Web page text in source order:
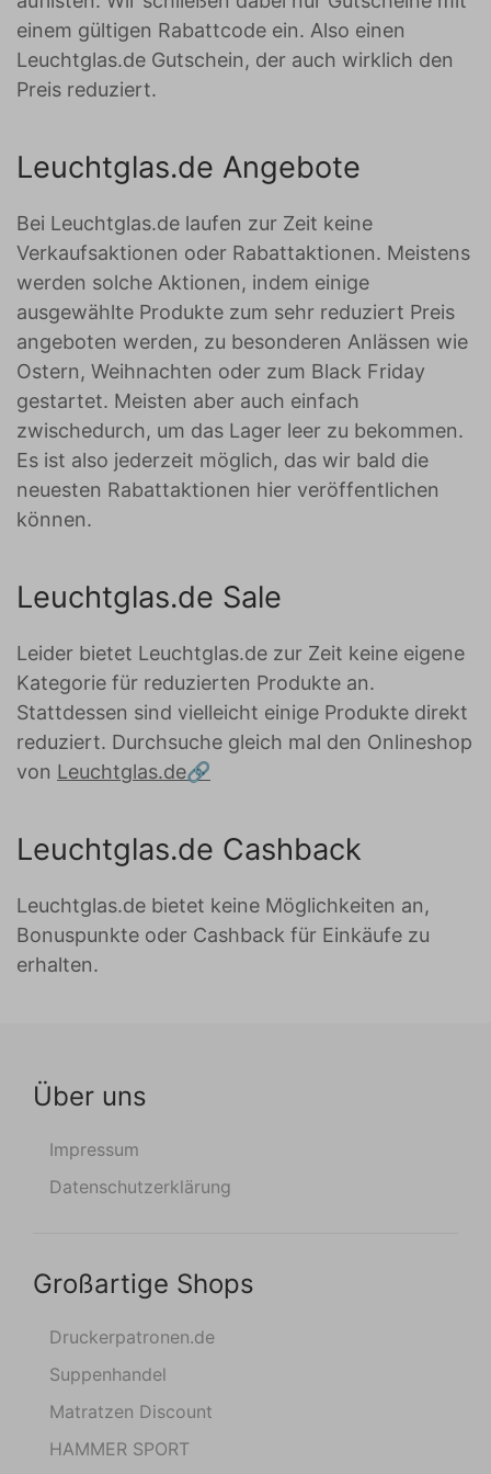
einem gültigen Rabattcode ein. Also einen
Leuchtglas.de Gutschein, der auch wirklich den
Preis reduziert.
Leuchtglas.de Angebote
Bei Leuchtglas.de laufen zur Zeit keine
Verkaufsaktionen oder Rabattaktionen. Meistens
werden solche Aktionen, indem einige
ausgewählte Produkte zum sehr reduziert Preis
angeboten werden, zu besonderen Anlässen wie
Ostern, Weihnachten oder zum Black Friday
gestartet. Meisten aber auch einfach
zwischedurch, um das Lager leer zu bekommen.
Es ist also jederzeit möglich, das wir bald die
neuesten Rabattaktionen hier veröffentlichen
können.
Leuchtglas.de Sale
Leider bietet Leuchtglas.de zur Zeit keine eigene
Kategorie für reduzierten Produkte an.
Stattdessen sind vielleicht einige Produkte direkt
reduziert. Durchsuche gleich mal den Onlineshop
von Leuchtglas.de
Leuchtglas.de Cashback
Leuchtglas.de bietet keine Möglichkeiten an,
Bonuspunkte oder Cashback für Einkäufe zu
erhalten.
Über uns
Impressum
Datenschutzerklärung
Großartige Shops
Druckerpatronen.de
Suppenhandel
Matratzen Discount
HAMMER SPORT